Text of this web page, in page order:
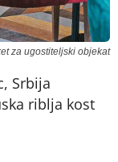
za ugostiteljski objekat
Srbija
riblja kost